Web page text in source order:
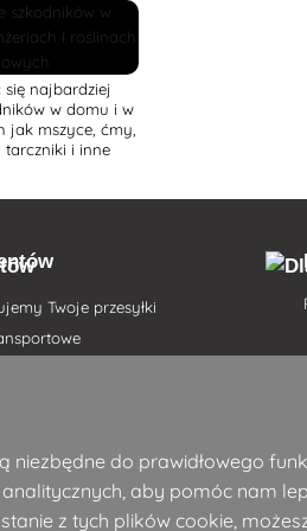
najbardziej
w domu i w
jak mszyce, ćmy,
tarczniki i inne
Twoje przesyłki
od umowy tutaj
przesyłki
do prawidłowego
aby pomóc nam
z tych plików cookie,